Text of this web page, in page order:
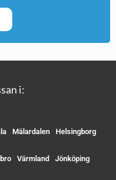
i:
Mälardalen Helsingborg
Värmland Jönköping